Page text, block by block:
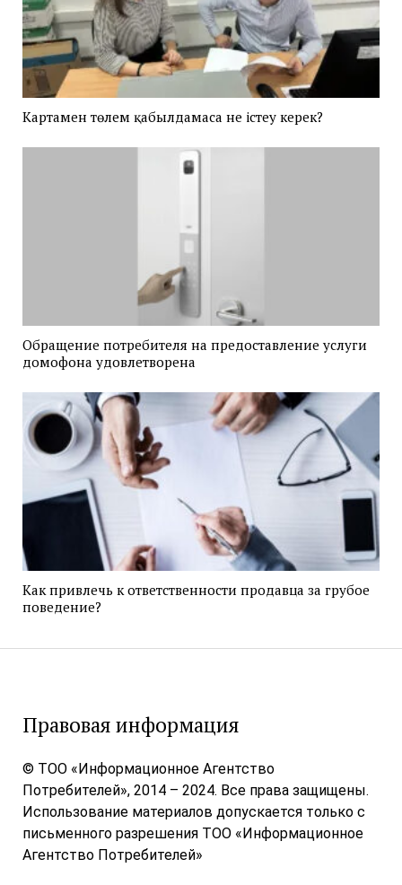
Картамен төлем қабылдамаса не істеу керек?
Обращение потребителя на предоставление услуги
домофона удовлетворена
Как привлечь к ответственности продавца за грубое
поведение?
Правовая информация
© ТОО «Информационное Агентство
Потребителей», 2014 – 2024. Все права защищены.
Использование материалов допускается только с
письменного разрешения ТОО «Информационное
Агентство Потребителей»